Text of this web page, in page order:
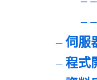
伺服
程式